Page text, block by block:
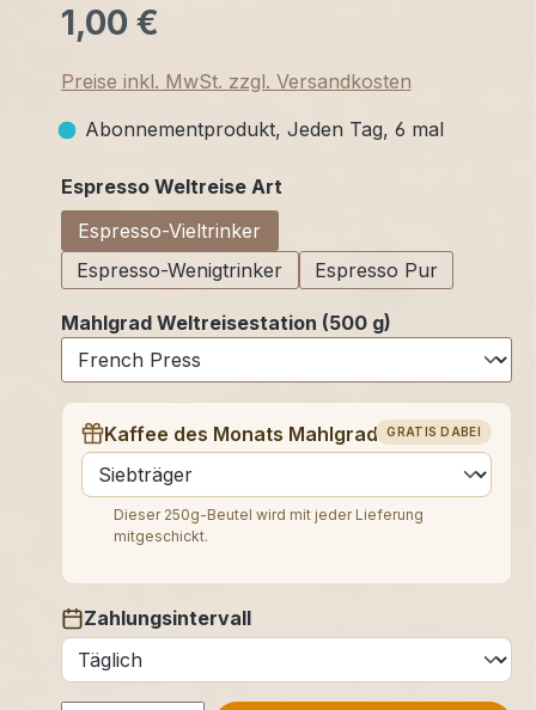
1,00 €
Preise inkl. MwSt. zzgl. Versandkosten
Abonnementprodukt, Jeden Tag, 6 mal
Espresso Weltreise Artauswählen
Espresso-Vieltrinker
Espresso-Wenigtrinker
Espresso Pur
Mahlgrad Weltreisestation (500 g)
GRATIS DABEI
Kaffee des Monats Mahlgrad (250 g)
auswählen
Dieser 250g-Beutel wird mit jeder Lieferung
mitgeschickt.
Zahlungsintervall
auswählen